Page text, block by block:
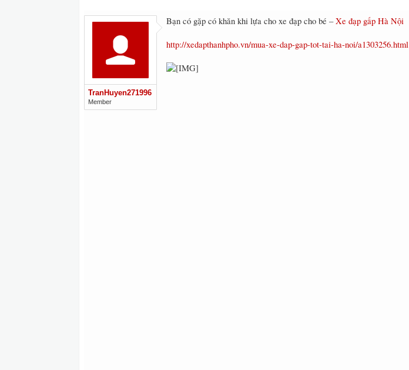
TranHuyen271996
Member
Bạn có gặp có khăn khi lựa cho xe đạp cho bé –Xe đạp gấp Hà Nội
http://xedapthanhpho.vn/mua-xe-dap-gap-tot-tai-ha-noi/a1303256.html